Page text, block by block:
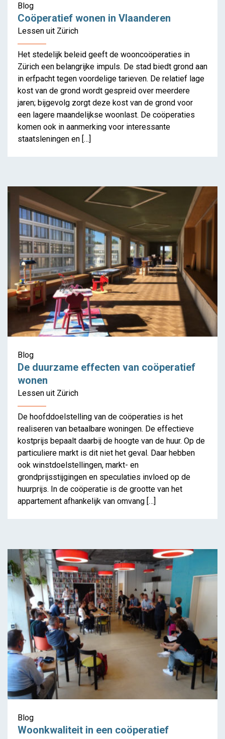
Hoe werkt het
coöperatieve woonmodel
in Zürich?
A+ 280 Special edition:
Collective Housing
Superbloks van BOGDAN
& VAN BROECK en URA
Blog
Coöperatief wonen in Vlaanderen
Lessen uit Zürich
Het stedelijk beleid geeft de wooncoöperaties in
Zürich een belangrijke impuls. De stad biedt grond aan
in erfpacht tegen voordelige tarieven. De relatief lage
kost van de grond wordt gespreid over meerdere
jaren; bijgevolg zorgt deze kost van de grond voor
een lagere maandelijkse woonlast. De coöperaties
komen ook in aanmerking voor interessante
staatsleningen en […]
Blog
De duurzame effecten van coöperatief
wonen
Lessen uit Zürich
De hoofddoelstelling van de coöperaties is het
realiseren van betaalbare woningen. De effectieve
kostprijs bepaalt daarbij de hoogte van de huur. Op de
particuliere markt is dit niet het geval. Daar hebben
ook winstdoelstellingen, markt- en
grondprijsstijgingen en speculaties invloed op de
huurprijs. In de coöperatie is de grootte van het
appartement afhankelijk van omvang […]
Blog
Woonkwaliteit in een coöperatief